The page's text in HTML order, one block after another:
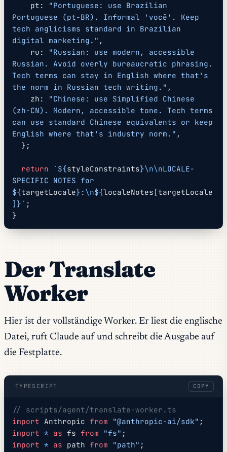
    pt:
"Portuguese: use Brazilian
Portuguese (pt-BR). Informal 'você'. Keep
tech anglicisms standard in Brazilian
digital marketing." ,
    ru:
"Russian: use modern, accessible
Russian. Avoid overly bureaucratic phrasing.
Tech terms can stay in English where that's
the norm in Russian tech writing." ,
    zh:
"Chinese: use Simplified Chinese
(zh-CN). Modern, accessible tone. Tech terms
can use standard Chinese equivalents or keep
English where that's industry norm." ,
  };
  return
`${styleConstraints}\n\nLOCALE-
SPECIFIC NOTES for
${targetLocale}: \n${localeNotes [targetLocale
] }` ;
}
Der Translate
Worker
Hier ist der vollständige Worker. Er liest die englische
Datei, ruft Claude auf und schreibt die Ausgabe auf
die Festplatte.
TYPESCRIPT COPY
// scripts/agent/translate-worker.ts
import Anthropic from "@anthropic-ai/sdk" ;
import * as fs from "fs" ;
import * as path from "path" ;